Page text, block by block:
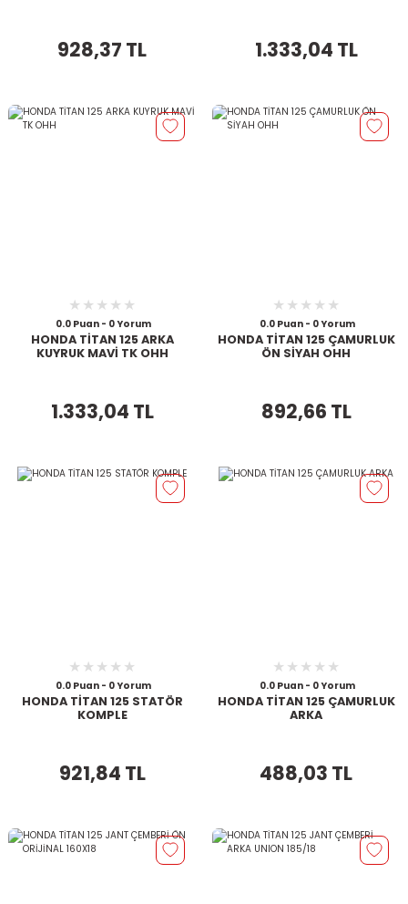
928,37 TL 1.333,04 TL
0.0 Puan - 0 Yorum
HONDA TİTAN 125 ARKA
KUYRUK MAVİ TK OHH
1.333,04 TL
0.0 Puan - 0 Yorum
HONDA TİTAN 125 ÇAMURLUK
ÖN SİYAH OHH
892,66 TL
0.0 Puan - 0 Yorum
HONDA TİTAN 125 STATÖR
KOMPLE
921,84 TL
0.0 Puan - 0 Yorum
HONDA TİTAN 125 ÇAMURLUK
ARKA
488,03 TL